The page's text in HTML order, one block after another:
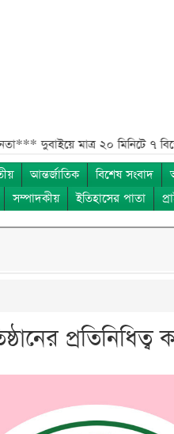
মাত্র ২০ মিনিটে ৭
আন্তর্জাতিক বিশেষ সংবাদ
সম্পাদকীয় ইতিহাসের পাতা